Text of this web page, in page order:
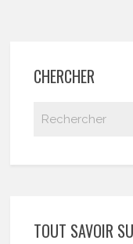
CHERCHER
TOUT SAVOIR